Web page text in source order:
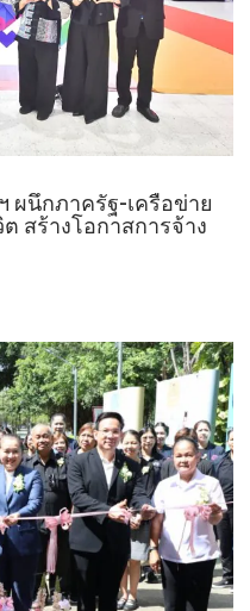
ผนึกภาครัฐ-เครือข่าย
สร้างโอกาสการจ้าง